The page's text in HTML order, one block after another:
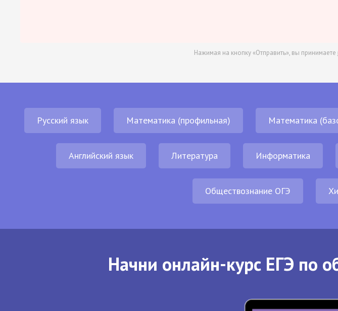
Нажимая на кнопку «Отправить», вы принимаете
Русский язык Математика (профильная) Математика
Английский язык Литература Информатика
Обществознание ОГЭ
Начни онлайн-курс ЕГЭ по